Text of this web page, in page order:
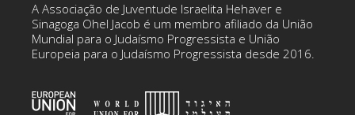
A Associação de Juventude Israelita Hehaver e
Sinagoga Ohel Jacob é um membro afiliado da União
Mundial para o Judaísmo Progressista e União
Europeia para o Judaísmo Progressista desde 2016.